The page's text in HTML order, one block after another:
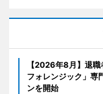
【2026年8月】退
フォレンジック」専
ンを開始